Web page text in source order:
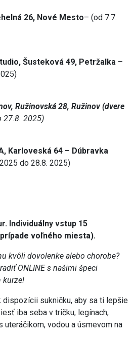
26, Nové Mesto– (od 7.7.
Šusteková 49, Petržalka –
Ružinovská 28, Ružinov (dvere
27.8. 2025)
Karloveská 64 – Dúbravka
do 28.8. 2025)
Individuálny vstup 15
voľného miesta).
kvôli dovolenke alebo chorobe?
ONLINE s našimi špeci
kurze!
dispozícii sukničku, aby sa ti lepšie
iba seba v tričku, legínach,
uteráčikom, vodou a úsmevom na